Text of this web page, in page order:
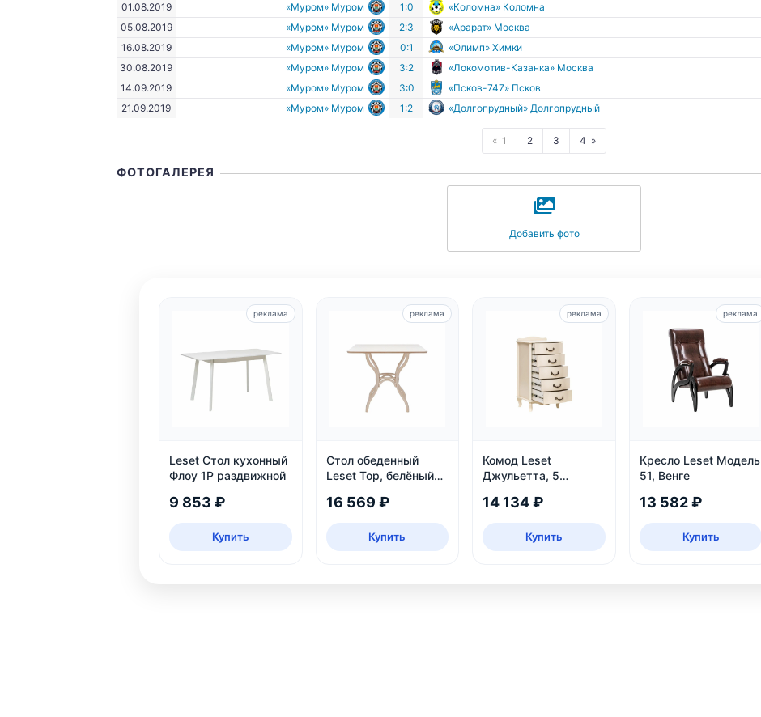
01.08.2019
«Муром» Муром 1:0 «Коломна» Коломна
05.08.2019
«Муром» Муром 2:3 «Арарат» Москва
16.08.2019
«Муром» Муром 0:1 «Олимп» Химки
30.08.2019
«Муром» Муром 3:2 «Локомотив-Казанка» Москва
14.09.2019
«Муром» Муром 3:0 «Псков-747» Псков
21.09.2019
«Муром» Муром 1:2 «Долгопрудный» Долгопрудный
1 2 3 4
ФОТОГАЛЕРЕЯ
Добавить фото
Leset Стол кухонный
Флоу 1Р раздвижной
9 853 ₽
Купить
реклама
Стол обеденный
Leset Тор, белёный
16 569 ₽
Купить
реклама
Комод Leset
Джульетта, 5
шампань
14 134 ₽
Купить
реклама
Кресло Leset Модель
51, Венге
13 582 ₽
Купить
реклама